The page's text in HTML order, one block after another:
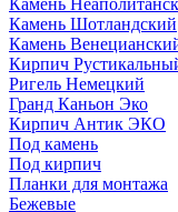
Камень
Камень Шотландский
Камень
Кирпич
Ригель Немецкий
Гранд Каньон Эко
Кирпич Антик ЭКО
Под камень
Под кирпич
Планки для монтажа
Бежевые